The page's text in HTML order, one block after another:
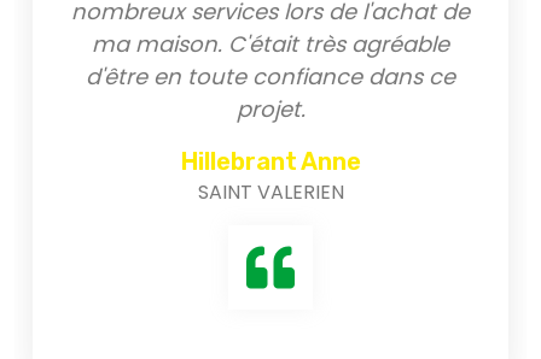
nombreux services lors de l'achat de
ma maison. C'était très agréable
d'être en toute confiance dans ce
projet.
Hillebrant Anne
SAINT VALERIEN